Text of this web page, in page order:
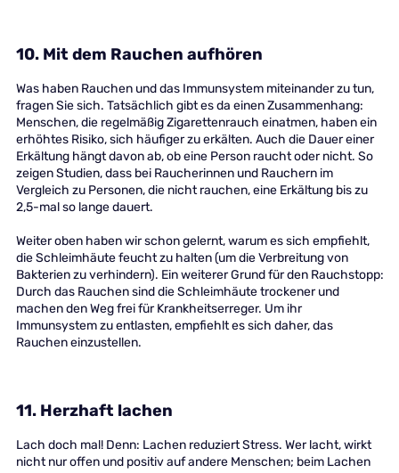
10. Mit dem Rauchen aufhören
Was haben Rauchen und das Immunsystem miteinander zu tun,
fragen Sie sich. Tatsächlich gibt es da einen Zusammenhang:
Menschen, die regelmäßig Zigarettenrauch einatmen, haben ein
erhöhtes Risiko, sich häufiger zu erkälten. Auch die Dauer einer
Erkältung hängt davon ab, ob eine Person raucht oder nicht. So
zeigen Studien, dass bei Raucherinnen und Rauchern im
Vergleich zu Personen, die nicht rauchen, eine Erkältung bis zu
2,5-mal so lange dauert.
Weiter oben haben wir schon gelernt, warum es sich empfiehlt,
die Schleimhäute feucht zu halten (um die Verbreitung von
Bakterien zu verhindern). Ein weiterer Grund für den Rauchstopp:
Durch das Rauchen sind die Schleimhäute trockener und
machen den Weg frei für Krankheitserreger. Um ihr
Immunsystem zu entlasten, empfiehlt es sich daher, das
Rauchen einzustellen.
11. Herzhaft lachen
Lach doch mal! Denn: Lachen reduziert Stress. Wer lacht, wirkt
nicht nur offen und positiv auf andere Menschen; beim Lachen